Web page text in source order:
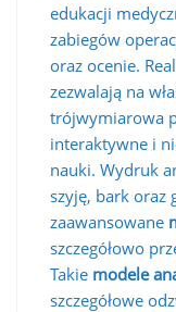
edukacji
zabiegów
oraz ocenie.
zezwalają na
trójwymiarowa
interaktywne i
nauki. Wydruk
szyję, bark oraz
zaawansowane
szczegółowo
Takie modele
szczegółowe